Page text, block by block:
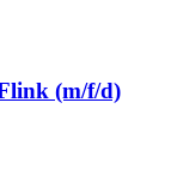
(m/f/d)